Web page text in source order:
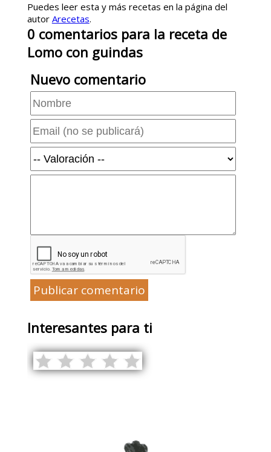
Puedes leer esta y más recetas en la página del
autor Arecetas.
0 comentariospara la receta de
Lomo con guindas
Nuevo comentario
Publicar comentario
Interesantes para ti